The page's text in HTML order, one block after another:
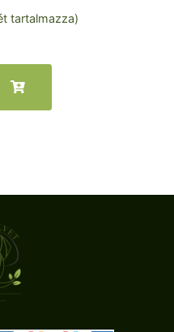
tartalmazza)